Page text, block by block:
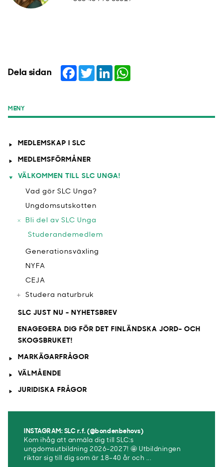
Dela sidan Facebook
TwitterLinkedIn
MENY
MEDLEMSKAP I SLC
MEDLEMSFÖRMÅNER
VÄLKOMMEN TILL SLC UNGA!
Vad gör SLC Unga?
Ungdomsutskotten
Bli del av SLC Unga
Studerandemedlem
Generationsväxling
NYFA
CEJA
Studera naturbruk
SLC JUST NU - NYHETSBREV
ENAGEGERA DIG FÖR DET FINLÄNDSKA JORD- OCH
SKOGSBRUKET!
MARKÄGARFRÅGOR
VÄLMÅENDE
JURIDISKA FRÅGOR
INSTAGRAM: SLC r.f. (@bondenbehovs)
Kom ihåg att anmäla dig till SLC:s
ungdomsutbildning 2026-2027! 🤩 Utbildningen
riktar sig till dig som är 18–40 år och ...